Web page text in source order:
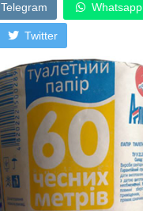
Telegram Whatsapp
Twitter